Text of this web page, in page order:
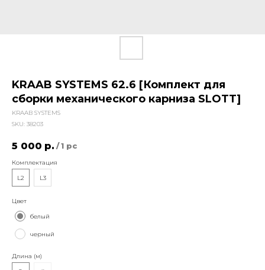
KRAAB SYSTEMS 62.6 [Комплект для
сборки механического карниза SLOTT]
KRAAB SYSTEMS
SKU: 38203
5 000 р. / 1 pc
Комплектация
L2
L3
Цвет
белый
черный
Длина (м)